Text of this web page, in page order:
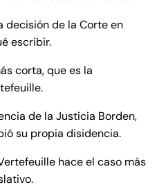
decisión de la Corte en
escribir.
corta, que es la
de la Justicia Borden,
su propia disidencia.
hace el caso más